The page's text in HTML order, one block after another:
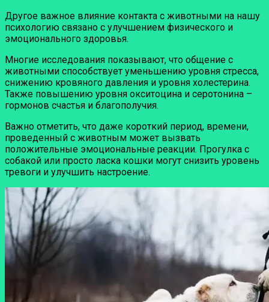
Другое важное влияние контакта с животными на нашу
психологию связано с улучшением физического и
эмоционального здоровья.
Многие исследования показывают, что общение с
животными способствует уменьшению уровня стресса,
снижению кровяного давления и уровня холестерина.
Также повышению уровня окситоцина и серотонина –
гормонов счастья и благополучия.
Важно отметить, что даже короткий период, времени,
проведенный с животным может вызвать
положительные эмоциональные реакции. Прогулка с
собакой или просто ласка кошки могут снизить уровень
тревоги и улучшить настроение.